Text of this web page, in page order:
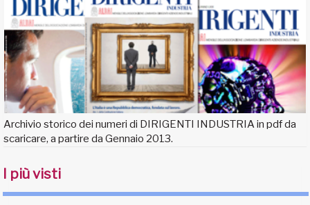
Archivio storico dei numeri di DIRIGENTI INDUSTRIA in pdf da
scaricare, a partire da Gennaio 2013.
I più visti